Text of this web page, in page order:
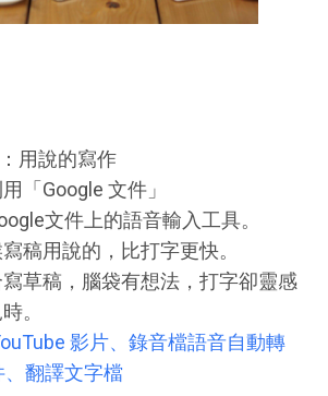
用說的寫作
「Google 文件」
文件上的語音輸入工具。
稿用說的，比打字更快。
草稿，腦袋有想法，打字卻靈感
。
影片、錄音檔語音自動轉
、翻譯文字檔